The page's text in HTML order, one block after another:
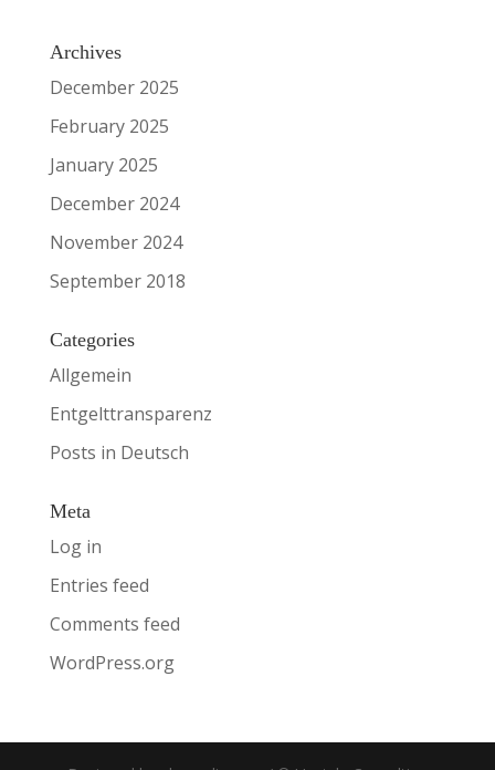
Archives
December 2025
February 2025
January 2025
December 2024
November 2024
September 2018
Categories
Allgemein
Entgelttransparenz
Posts in Deutsch
Meta
Log in
Entries feed
Comments feed
WordPress.org